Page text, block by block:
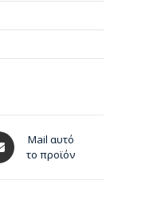
Mail αυτό
το προϊόν